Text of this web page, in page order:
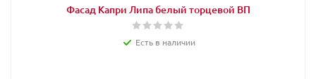
Фасад Капри Липа белый торцевой ВП
Есть в наличии